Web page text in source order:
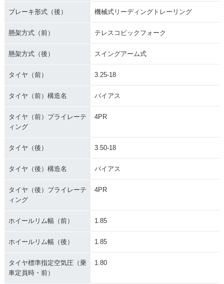
ブレーキ形式（後） 機械式リーディングトレーリング
懸架方式（前） テレスコピックフォーク
懸架方式（後） スイングアーム式
タイヤ（前） 3.25-18
タイヤ（前）構造名 バイアス
タイヤ（前）プライレーテ
ィング
4PR
タイヤ（後） 3.50-18
タイヤ（後）構造名 バイアス
タイヤ（後）プライレーテ
ィング
4PR
ホイールリム幅（前） 1.85
ホイールリム幅（後） 1.85
タイヤ標準指定空気圧（乗
車定員時・前）
1.80